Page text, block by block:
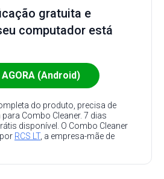
gratuita e
computador está
AGORA (Android)
do produto, precisa de
Combo Cleaner. 7 dias
disponível. O Combo Cleaner
RCS LT, a empresa-mãe de